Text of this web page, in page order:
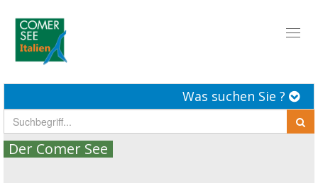
Was suchen Sie ?
Der Comer See